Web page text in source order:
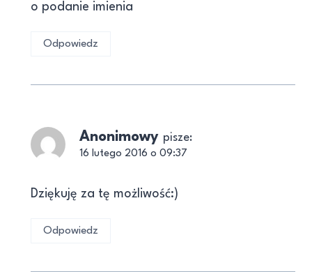
o podanie imienia
Odpowiedz
Anonimowy pisze:
16 lutego 2016 o 09:37
Dziękuję za tę możliwość:)
Odpowiedz